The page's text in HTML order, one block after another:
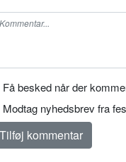
Få besked når der
Modtag nyhedsbrev fra